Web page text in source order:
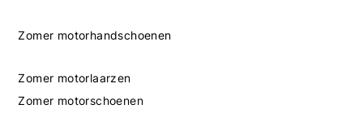
Zomer motorhandschoenen
Zomer motorlaarzen
Zomer motorschoenen